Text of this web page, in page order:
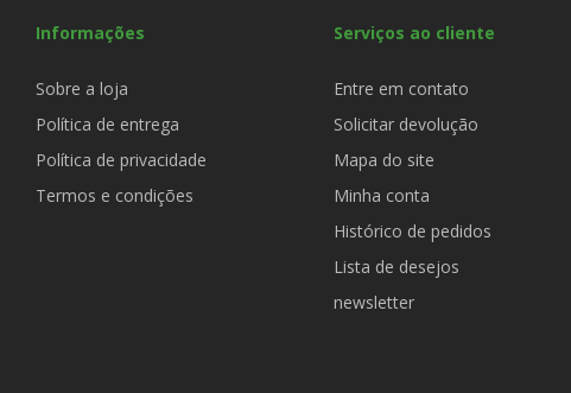
Informações
Sobre a loja
Política de entrega
Política de privacidade
Termos e condições
Serviços ao cliente
Entre em contato
Solicitar devolução
Mapa do site
Minha conta
Histórico de pedidos
Lista de desejos
newsletter